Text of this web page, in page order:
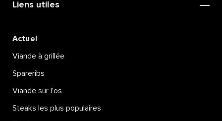
Liens utiles
Actuel
Viande à grillée
Spareribs
Viande sur l’os
Steaks les plus populaires